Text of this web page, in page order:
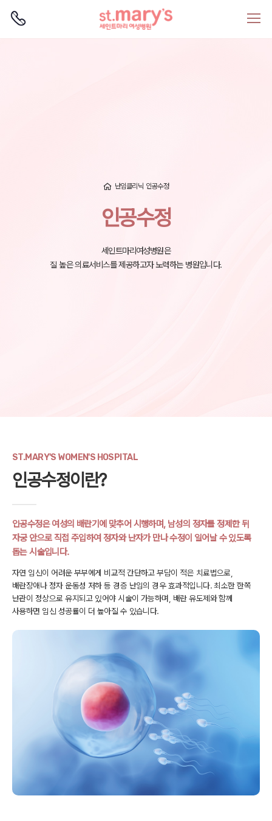
난임클리닉 인공수정
인공수정
세인트마리여성병원은
질 높은 의료서비스를 제공하고자 노력하는 병원입니다.
ST.MARY'S WOMEN'S HOSPITAL
인공수정이란?
인공수정은 여성의 배란기에 맞추어 시행하며, 남성의 정자를 정제한 뒤
자궁 안으로직접 주입하여 정자와 난자가 만나 수정이 일어날 수 있도록
돕는 시술입니다.
자연 임신이 어려운 부부에게 비교적 간단하고 부담이 적은 치료법으로,
배란장애나 정자 운동성 저하 등 경증 난임의 경우 효과적입니다.최소한 한쪽
난관이 정상으로 유지되고 있어야 시술이 가능하며, 배란 유도제와 함께
사용하면 임신 성공률이 더 높아질 수 있습니다.